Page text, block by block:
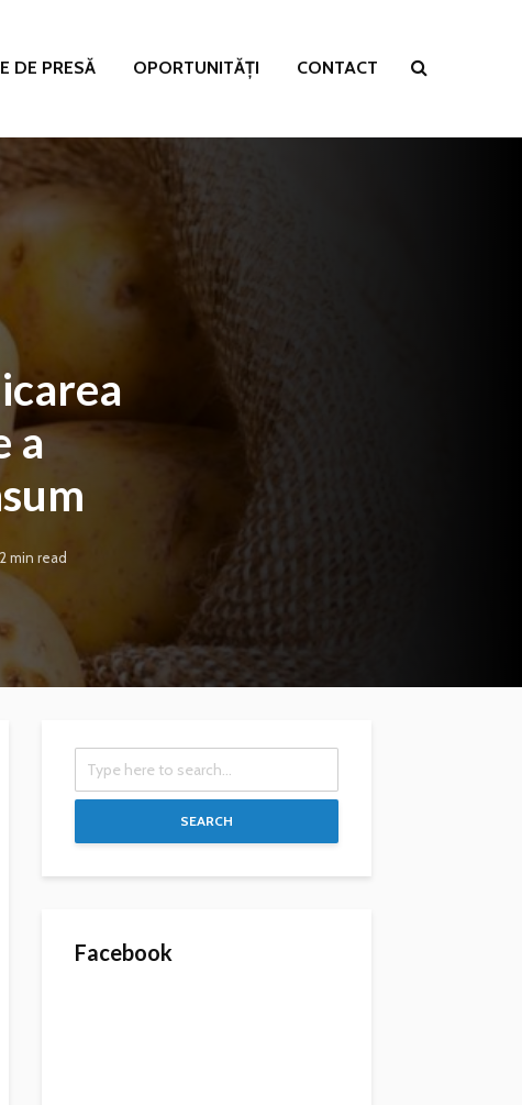
DE PRESĂ OPORTUNITĂȚI CONTACT
a
2 min read
SEARCH
Facebook